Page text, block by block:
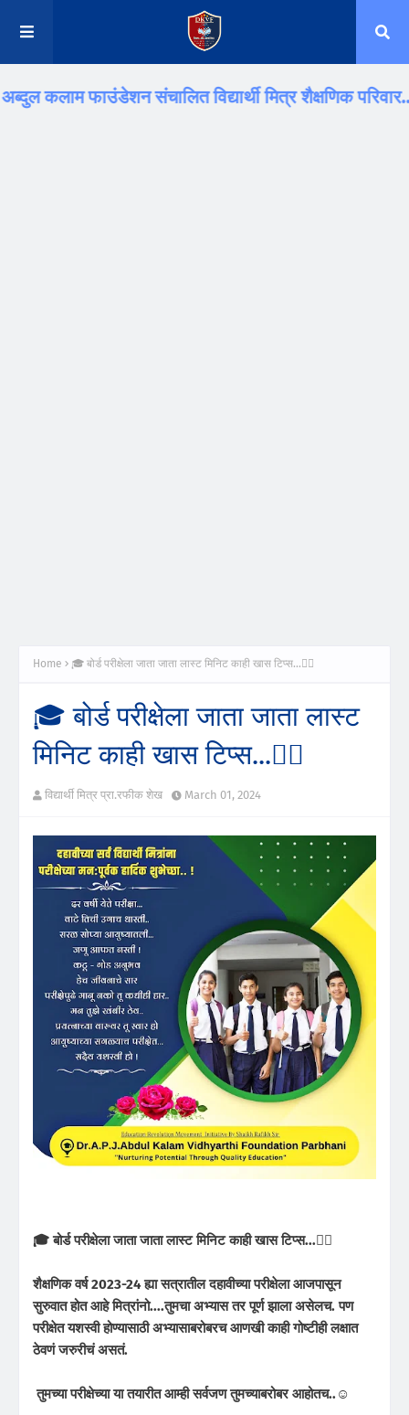
संचालित विद्यार्थी मित्र शैक्षणिक परिवार.. "
Home 🎓 बोर्ड परीक्षेला जाता जाता लास्ट मिनिट काही खास टिप्स...✍🏻
🎓 बोर्ड परीक्षेला जाता जाता लास्ट
मिनिट काही खास टिप्स...✍🏻
विद्यार्थी मित्र प्रा.रफीक शेख March 01, 2024
🎓 बोर्ड परीक्षेला जाता जाता लास्ट मिनिट काही खास टिप्स...✍🏻
शैक्षणिक वर्ष 2023-24 ह्या सत्रातील दहावीच्या परीक्षेला आजपासून
सुरुवात होत आहे मित्रांनो....तुमचा अभ्यास तर पूर्ण झाला असेलच. पण
परीक्षेत यशस्वी होण्यासाठी अभ्यासाबरोबरच आणखी काही गोष्टीही लक्षात
ठेवणं जरुरीचं असतं.
तुमच्या परीक्षेच्या या तयारीत आम्ही सर्वजण तुमच्याबरोबर आहोतच..☺️